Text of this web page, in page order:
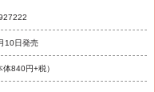
10日発売
体840円+税）